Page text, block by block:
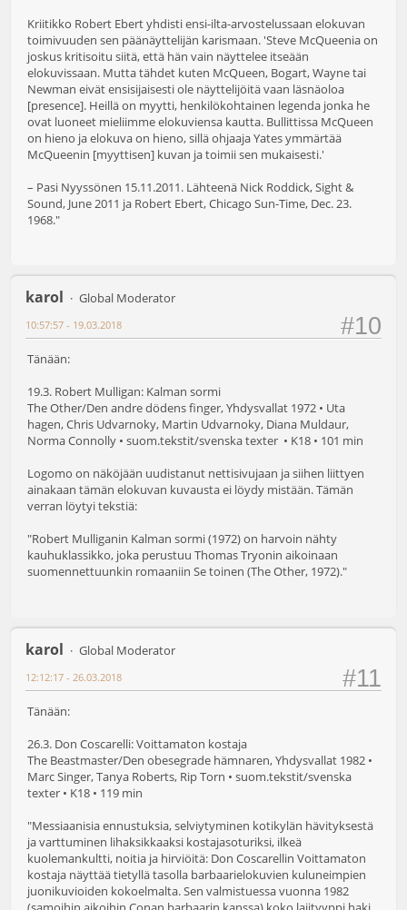
Kriitikko Robert Ebert yhdisti ensi-ilta-arvostelussaan elokuvan
toimivuuden sen päänäyttelijän karismaan. 'Steve McQueenia on
joskus kritisoitu siitä, että hän vain näyttelee itseään
elokuvissaan. Mutta tähdet kuten McQueen, Bogart, Wayne tai
Newman eivät ensisijaisesti ole näyttelijöitä vaan läsnäoloa
[presence]. Heillä on myytti, henkilökohtainen legenda jonka he
ovat luoneet mieliimme elokuviensa kautta. Bullittissa McQueen
on hieno ja elokuva on hieno, sillä ohjaaja Yates ymmärtää
McQueenin [myyttisen] kuvan ja toimii sen mukaisesti.'
– Pasi Nyyssönen 15.11.2011. Lähteenä Nick Roddick, Sight &
Sound, June 2011 ja Robert Ebert, Chicago Sun-Time, Dec. 23.
1968."
karol Global Moderator
#10
10:57:57 - 19.03.2018
Tänään:
19.3. Robert Mulligan: Kalman sormi
The Other/Den andre dödens finger, Yhdysvallat 1972 • Uta
hagen, Chris Udvarnoky, Martin Udvarnoky, Diana Muldaur,
Norma Connolly • suom.tekstit/svenska texter • K18 • 101 min
Logomo on näköjään uudistanut nettisivujaan ja siihen liittyen
ainakaan tämän elokuvan kuvausta ei löydy mistään. Tämän
verran löytyi tekstiä:
"Robert Mulliganin Kalman sormi (1972) on harvoin nähty
kauhuklassikko, joka perustuu Thomas Tryonin aikoinaan
suomennettuunkin romaaniin Se toinen (The Other, 1972)."
karol Global Moderator
#11
12:12:17 - 26.03.2018
Tänään:
26.3. Don Coscarelli: Voittamaton kostaja
The Beastmaster/Den obesegrade hämnaren, Yhdysvallat 1982 •
Marc Singer, Tanya Roberts, Rip Torn • suom.tekstit/svenska
texter • K18 • 119 min
"Messiaanisia ennustuksia, selviytyminen kotikylän hävityksestä
ja varttuminen lihaksikkaaksi kostajasoturiksi, ilkeä
kuolemankultti, noitia ja hirviöitä: Don Coscarellin Voittamaton
kostaja näyttää tietyllä tasolla barbaarielokuvien kuluneimpien
juonikuvioiden kokoelmalta. Sen valmistuessa vuonna 1982